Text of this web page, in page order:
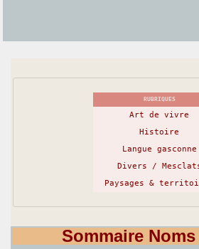
+−
RUBRIQUES
Art de vivre
Histoire
Langue gasconne
Divers /
Paysages &
Sommaire